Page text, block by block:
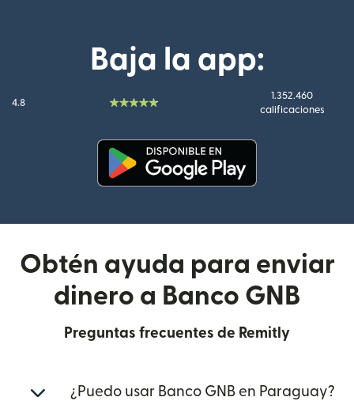
Baja la app:
4.8
1.352.460
calificaciones
Obtén ayuda para enviar
dinero a Banco GNB
Preguntas frecuentes de Remitly
¿Puedo usar Banco GNB en Paraguay?